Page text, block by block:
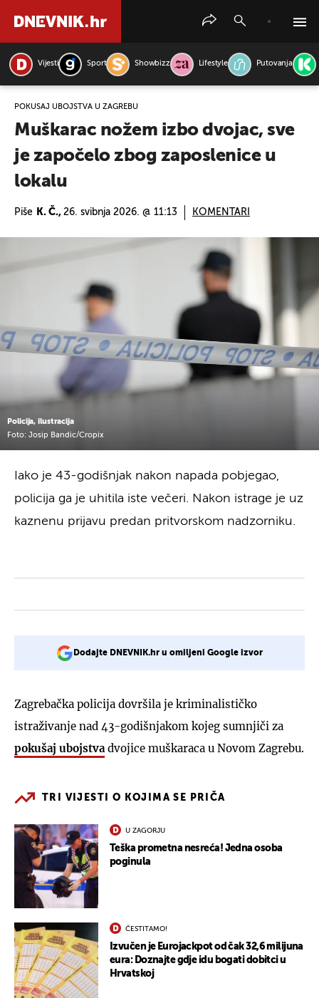
Vijesti Sport Showbizz Lifestyle Putovanja
POKUŠAJ UBOJSTVA U ZAGREBU
Muškarac nožem izbo dvojac, sve
je započelo zbog zaposlenice u
lokalu
Piše K. Č., 26. svibnja 2026. @ 11:13 KOMENTARI
Policija, ilustracija
Foto: Josip Bandic/Cropix
Iako je 43-godišnjak nakon napada pobjegao,
policija ga je uhitila iste večeri. Nakon istrage je uz
kaznenu prijavu predan pritvorskom nadzorniku.
Dodajte DNEVNIK.hr u omiljeni Google izvor
Zagrebačka policija dovršila je kriminalističko
istraživanje nad 43-godišnjakom kojeg sumnjiči za
pokušaj ubojstva dvojice muškaraca u Novom Zagrebu.
TRI VIJESTI O KOJIMA SE PRIČA
U ZAGORJU
Teška prometna nesreća! Jedna osoba
poginula
ČESTITAMO!
Izvučen je Eurojackpot od čak 32,6 milijuna
eura: Doznajte gdje idu bogati dobitci u
Hrvatskoj
PRETRAŽITE VIJESTI